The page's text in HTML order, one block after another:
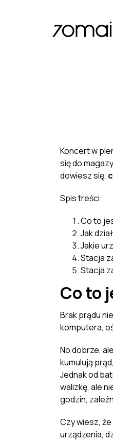
Koncert w
się do
dowiesz się,
Spis treści:
Co to
Jak
Jakie
Stacja
Stacja
Co to
Brak prądu
komputera,
No dobrze,
kumulują
Jednak od
walizkę, ale
godzin,
Czy wiesz,
urządzenia,